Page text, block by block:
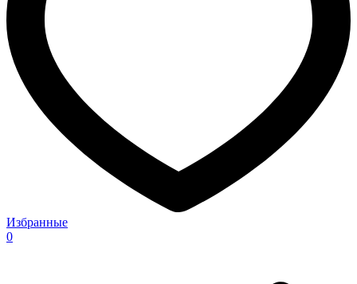
Избранные
0